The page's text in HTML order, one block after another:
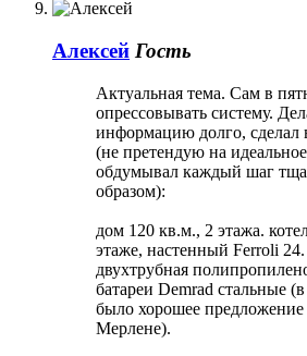
Алексей Гость
Актуальная тема. Сам в
опрессовывать систему.
информацию долго, сделал
(не претендую на
обдумывал каждый шаг
образом):
дом 120 кв.м., 2 этажа.
этаже, настенный Ferroli 24.
двухтрубная
батареи Demrad стальные
было хорошее предложение
Мерлене).